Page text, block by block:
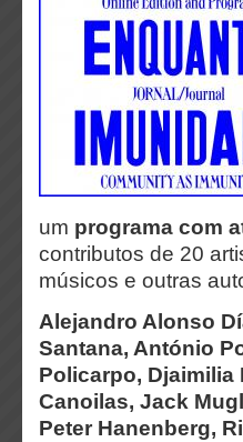
um programa com
contributos de 20
músicos e outras
Alejandro Alonso
Santana, António
Policarpo, Djaimilia
Canoilas, Jack
Peter Hanenberg,